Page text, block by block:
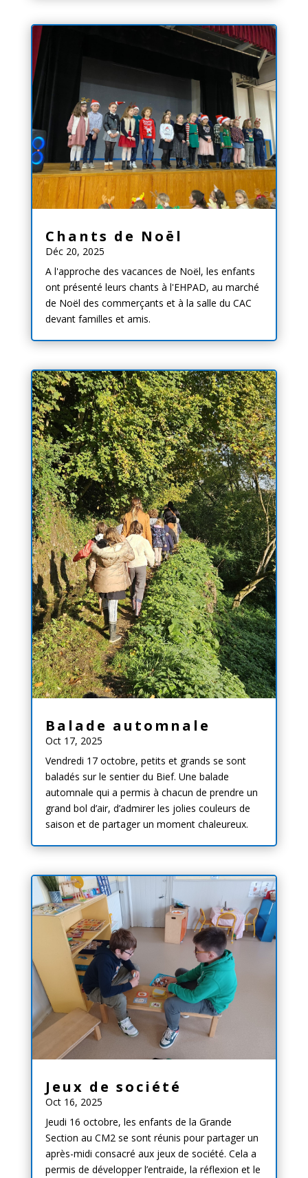
Chants de Noël
Déc 20, 2025
A l'approche des vacances de Noël, les enfants
ont présenté leurs chants à l'EHPAD, au marché
de Noël des commerçants et à la salle du CAC
devant familles et amis.
Balade automnale
Oct 17, 2025
Vendredi 17 octobre, petits et grands se sont
baladés sur le sentier du Bief. Une balade
automnale qui a permis à chacun de prendre un
grand bol d’air, d’admirer les jolies couleurs de
saison et de partager un moment chaleureux.
Jeux de société
Oct 16, 2025
Jeudi 16 octobre, les enfants de la Grande
Section au CM2 se sont réunis pour partager un
après-midi consacré aux jeux de société. Cela a
permis de développer l’entraide, la réflexion et le